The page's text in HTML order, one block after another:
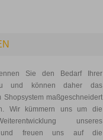
Sie den Bedarf Ihrer
und können daher das
Shopsystem maßgeschneidert
Wir kümmern uns um die
unseres
und freuen uns auf die